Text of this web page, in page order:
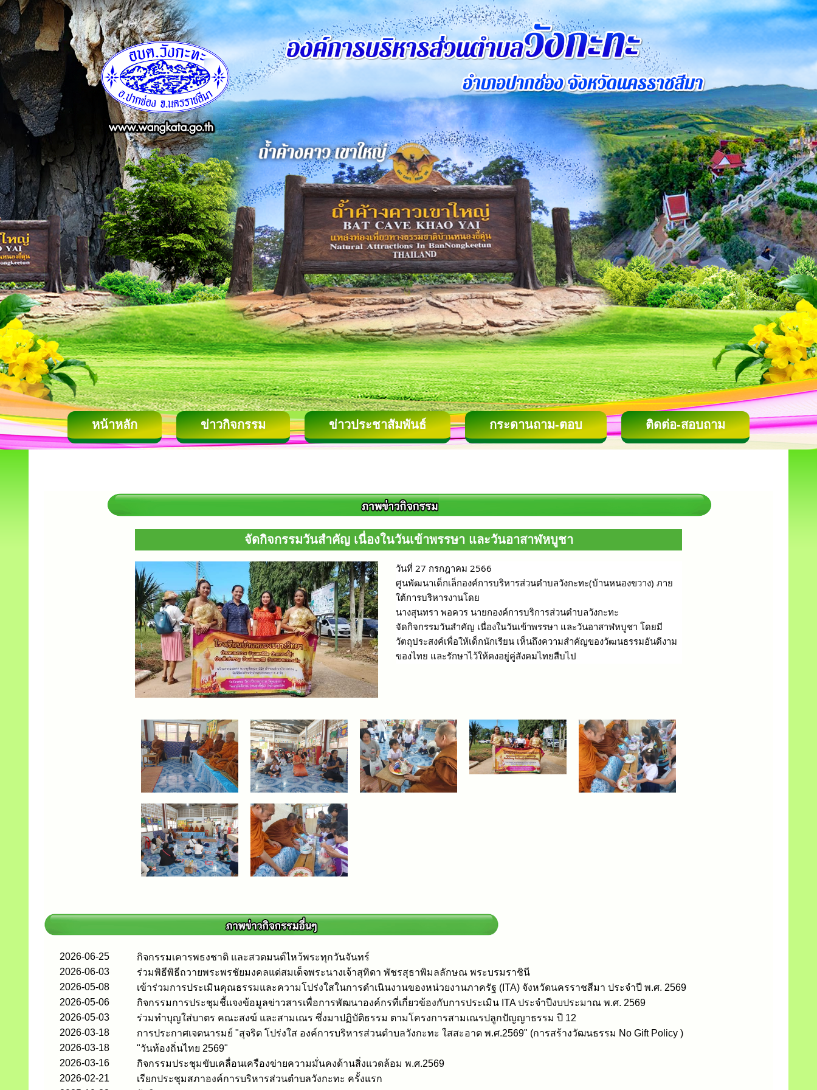
หน้าหลัก ข่าวกิจกรรม ข่าวประชาสัมพันธ์ กระดานถาม-ตอบ ติดต่อ-สอบถาม
จัดกิจกรรมวันสำคัญ เนื่องในวันเข้าพรรษา และวันอาสาฬหบูชา
วันที่ 27 กรกฎาคม 2566
ศูนพัฒนาเด็กเล็กองค์การบริหารส่วนตำบลวังกะทะ(บ้านหนองขวาง) ภาย
ใต้การบริหารงานโดย
นางสุนทรา พอควร นายกองค์การบริการส่วนตำบลวังกะทะ
จัดกิจกรรมวันสำคัญ เนื่องในวันเข้าพรรษา และวันอาสาฬหบูชา โดยมี
วัตถุประสงค์เพื่อให้เด็กนักเรียน เห็นถึงความสำคัญของวัฒนธรรมอันดีงาม
ของไทย และรักษาไว้ให้คงอยู่คู่สังคมไทยสืบไป
2026-06-25
กิจกรรมเคารพธงชาติ และสวดมนต์ไหว้พระทุกวันจันทร์
2026-06-03
ร่วมพิธีพิธีถวายพระพรชัยมงคลแด่สมเด็จพระนางเจ้าสุทิดา พัชรสุธาพิมลลักษณ พระบรมราชินี
2026-05-08
เข้าร่วมการประเมินคุณธรรมและความโปร่งใสในการดำเนินงานของหน่วยงานภาครัฐ (ITA) จังหวัดนครราชสีมา ประจำปี พ.ศ. 2569
2026-05-06
กิจกรรมการประชุมชี้แจงข้อมูลข่าวสารเพื่อการพัฒนาองค์กรที่เกี่ยวข้องกับการประเมิน ITA ประจำปีงบประมาณ พ.ศ. 2569
2026-05-03
ร่วมทำบุญใส่บาตร คณะสงฆ์ และสามเณร ซึ่งมาปฏิบัติธรรม ตามโครงการสามเณรปลูกปัญญาธรรม ปี 12
2026-03-18
การประกาศเจตนารมย์ "สุจริต โปร่งใส องค์การบริหารส่วนตำบลวังกะทะ ใสสะอาด พ.ศ.2569" (การสร้างวัฒนธรรม No Gift Policy )
2026-03-18
"วันท้องถิ่นไทย 2569"
2026-03-16
กิจกรรมประชุมขับเคลื่อนเครืองข่ายความมั่นคงด้านสิ่งแวดล้อม พ.ศ.2569
2026-02-21
เรียกประชุมสภาองค์การบริหารส่วนตำบลวังกะทะ ครั้งแรก